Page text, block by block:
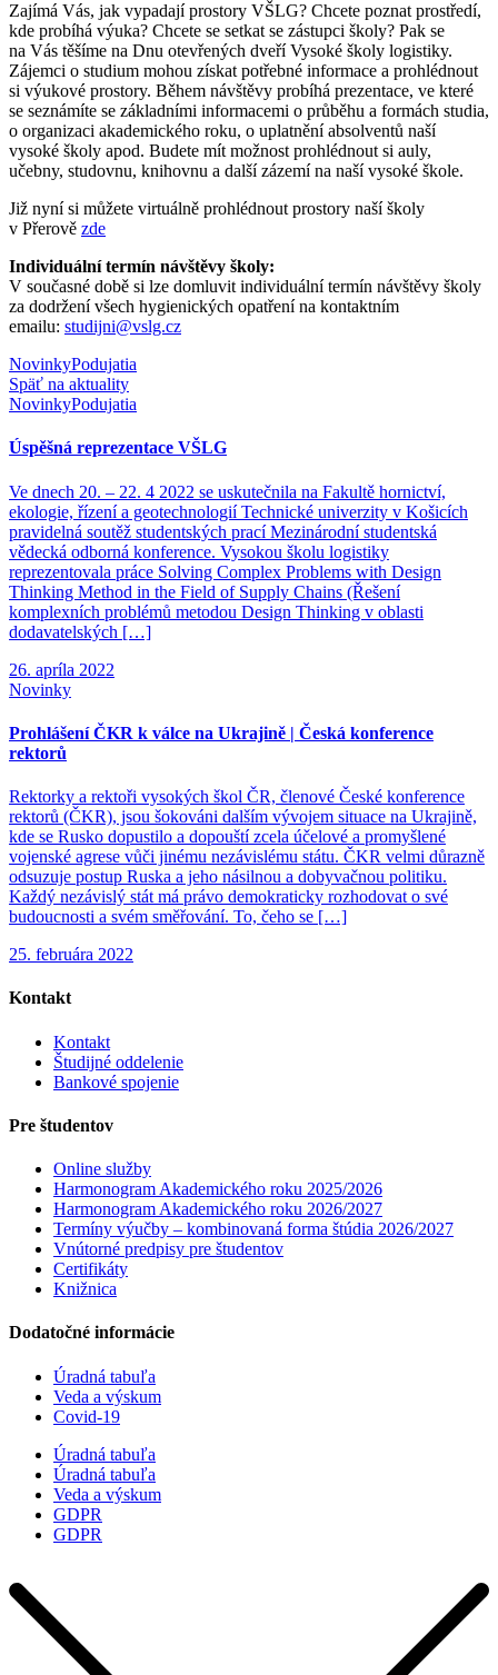
Zajímá Vás, jak vypadají prostory VŠLG? Chcete poznat prostředí,
kde probíhá výuka? Chcete se setkat se zástupci školy? Pak se
na Vás těšíme na Dnu otevřených dveří Vysoké školy logistiky.
Zájemci o studium mohou získat potřebné informace a prohlédnout
si výukové prostory. Během návštěvy probíhá prezentace, ve které
se seznámíte se základními informacemi o průběhu a formách studia,
o organizaci akademického roku, o uplatnění absolventů naší
vysoké školy apod. Budete mít možnost prohlédnout si auly,
učebny, studovnu, knihovnu a další zázemí na naší vysoké škole.
Již nyní si můžete virtuálně prohlédnout prostory naší školy
v Přerově zde
Individuální termín návštěvy školy:
V současné době si lze domluvit individuální termín návštěvy školy
za dodržení všech hygienických opatření na kontaktním
emailu: studijni@vslg.cz
NovinkyPodujatia
Späť na aktuality
NovinkyPodujatia
Úspěšná reprezentace VŠLG
Ve dnech 20. – 22. 4 2022 se uskutečnila na Fakultě hornictví,
ekologie, řízení a geotechnologií Technické univerzity v Košicích
pravidelná soutěž studentských prací Mezinárodní studentská
vědecká odborná konference. Vysokou školu logistiky
reprezentovala práce Solving Complex Problems with Design
Thinking Method in the Field of Supply Chains (Řešení
komplexních problémů metodou Design Thinking v oblasti
dodavatelských […]
26. apríla 2022
Novinky
Prohlášení ČKR k válce na Ukrajině | Česká konference
rektorů
Rektorky a rektoři vysokých škol ČR, členové České konference
rektorů (ČKR), jsou šokováni dalším vývojem situace na Ukrajině,
kde se Rusko dopustilo a dopouští zcela účelové a promyšlené
vojenské agrese vůči jinému nezávislému státu. ČKR velmi důrazně
odsuzuje postup Ruska a jeho násilnou a dobyvačnou politiku.
Každý nezávislý stát má právo demokraticky rozhodovat o své
budoucnosti a svém směřování. To, čeho se […]
25. februára 2022
Kontakt
Kontakt
Študijné oddelenie
Bankové spojenie
Pre študentov
Online služby
Harmonogram Akademického roku 2025/2026
Harmonogram Akademického roku 2026/2027
Termíny výučby – kombinovaná forma štúdia 2026/2027
Vnútorné predpisy pre študentov
Certifikáty
Knižnica
Dodatočné informácie
Úradná tabuľa
Veda a výskum
Covid-19
Úradná tabuľa
Úradná tabuľa
Veda a výskum
GDPR
GDPR